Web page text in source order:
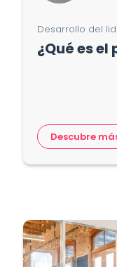
Desarrollo del
¿Qué es
Descubre